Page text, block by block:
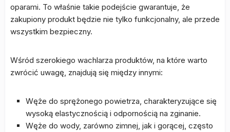
oparami. To właśnie takie podejście gwarantuje, że
zakupiony produkt będzie nie tylko funkcjonalny, ale przede
wszystkim bezpieczny.
Wśród szerokiego wachlarza produktów, na które warto
zwrócić uwagę, znajdują się między innymi:
Węże do sprężonego powietrza, charakteryzujące się
wysoką elastycznością i odpornością na zginanie.
Węże do wody, zarówno zimnej, jak i gorącej, często